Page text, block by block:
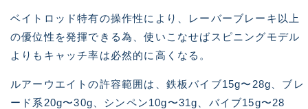
ベイトロッド特有の操作性により、レーバーブレーキ以上
の優位性を発揮できる為、使いこなせばスピニングモデル
よりもキャッチ率は必然的に高くなる。
ルアーウエイトの許容範囲は、鉄板バイブ15g〜28g、ブレ
ード系20g〜30g、シンペン10g〜31g、バイブ15g〜28